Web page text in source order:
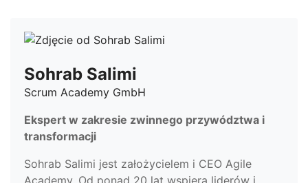
Sohrab Salimi
Scrum Academy GmbH
Ekspert w zakresie zwinnego przywództwa i
transformacji
Sohrab Salimi jest założycielem i CEO Agile